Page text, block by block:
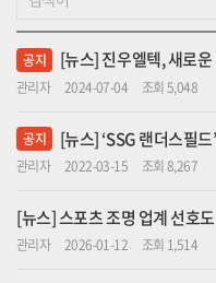
공지 [뉴스] 진우엘텍, 새로
관리자 2024-07-04 조회 5,048
공지 [뉴스] ‘SSG 랜더스필
관리자 2022-03-15 조회 8,267
[뉴스] 스포츠 조명 업계 선호
관리자 2026-01-12 조회 1,514